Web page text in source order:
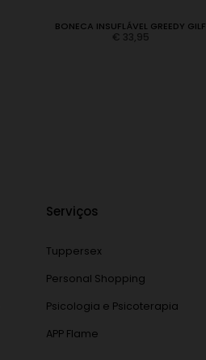
BONECA INSUFLÁVEL GREEDY GILF
€ 33,95
Serviços
Tuppersex
Personal Shopping
Psicologia e Psicoterapia
APP Flame